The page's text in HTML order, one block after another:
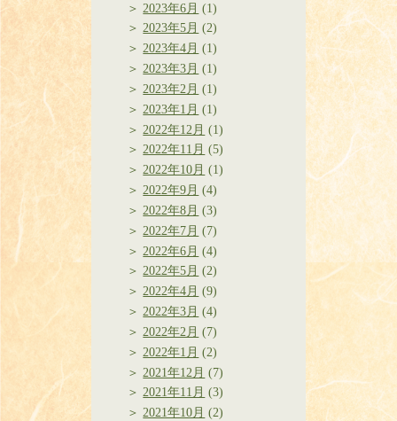
2023年6月 (1)
2023年5月 (2)
2023年4月 (1)
2023年3月 (1)
2023年2月 (1)
2023年1月 (1)
2022年12月 (1)
2022年11月 (5)
2022年10月 (1)
2022年9月 (4)
2022年8月 (3)
2022年7月 (7)
2022年6月 (4)
2022年5月 (2)
2022年4月 (9)
2022年3月 (4)
2022年2月 (7)
2022年1月 (2)
2021年12月 (7)
2021年11月 (3)
2021年10月 (2)